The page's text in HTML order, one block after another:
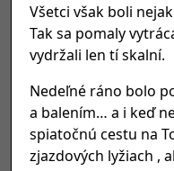
Všetci však boli
Tak sa pomaly
vydržali len tí skalní.
Nedeľné ráno bolo
a balením… a i keď
spiatočnú cestu na
zjazdových lyžiach ,